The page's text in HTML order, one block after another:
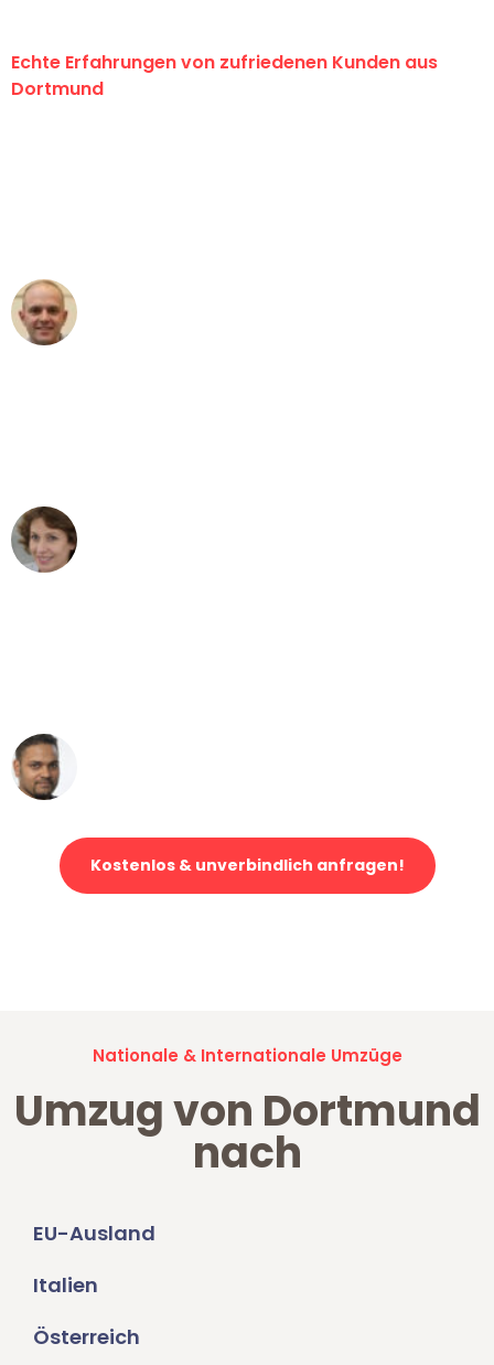
Echte Erfahrungen von zufriedenen Kunden aus
Dortmund
Kostenlos & unverbindlich anfragen!
Nationale & Internationale Umzüge
Umzug von Dortmund
nach
EU-Ausland
Italien
Österreich